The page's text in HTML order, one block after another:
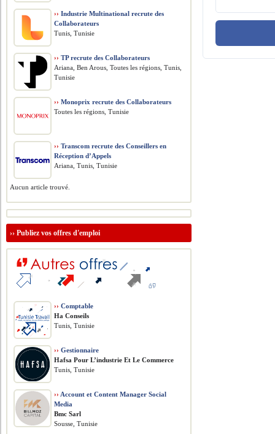
›› Industrie Multinational recrute des
Collaborateurs
Tunis, Tunisie
›› TP recrute des Collaborateurs
Ariana, Ben Arous, Toutes les régions, Tunis,
Tunisie
›› Monoprix recrute des Collaborateurs
Toutes les régions, Tunisie
›› Transcom recrute des Conseillers en
Réception d’Appels
Ariana, Tunis, Tunisie
Aucun article trouvé.
››Publiez vos offres d'emploi
›› Comptable
Ha Conseils
Tunis, Tunisie
›› Gestionnaire
Hafsa Pour L’industrie Et Le Commerce
Tunis, Tunisie
›› Account et Content Manager Social
Media
Bmc Sarl
Sousse, Tunisie